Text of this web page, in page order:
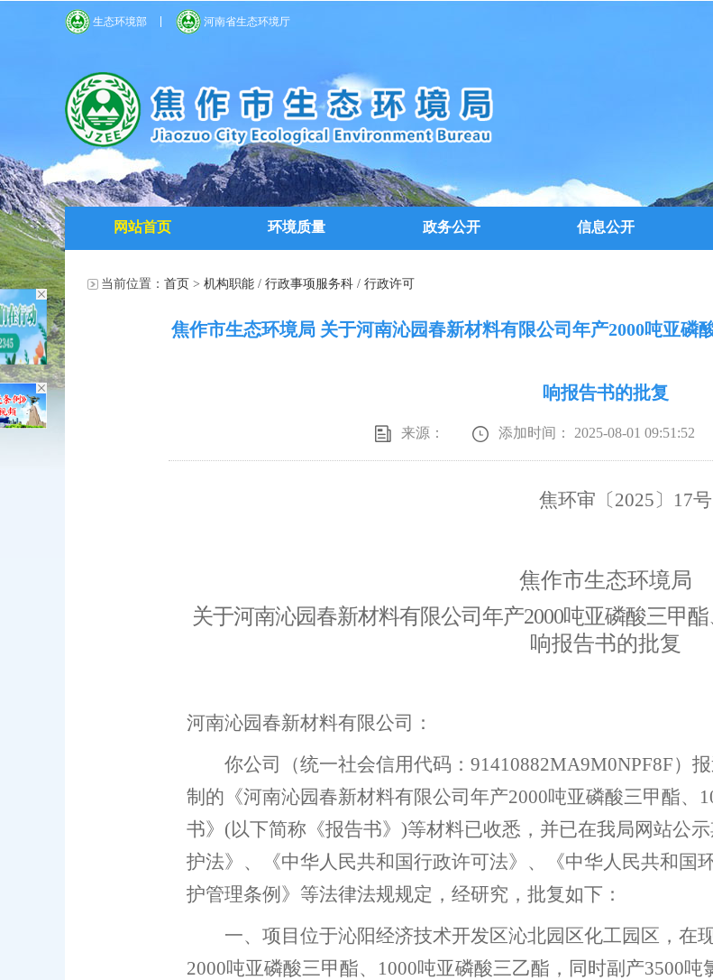
生态环境部 河南省生态环境厅
网站首页 环境质量 政务公开 信息公开
当前位置： 首页 > 机构职能 / 行政事项服务科 / 行政许可
焦作市生态环境局 关于河南沁园春新材料有限公司年产2000吨亚磷
响报告书的批复
来源： 添加时间： 2025-08-01 09:51:52
焦环审〔2025〕 17号
焦作市生态环境局
关于河南沁园春新材料有限公司年产2000吨亚磷酸三甲
响报告书的批复
河南沁园春新材料有限公司 ：
你公司
（统一社会信用代码： 91410882MA9M0NPF8F） 报
制的《河南沁园春新材料有限公司年产2000吨亚磷酸三甲酯、
书》 (以下简称《报告书》)等材料已收悉， 并已在我局网站公
护法》、《中华人民共和国行政许可法》、《中华人民共和国
护管理条例》等法律法规规定，经研究，批复如下：
一、项目位于沁阳经济技术开发区沁北园区化工园区， 在
2000吨亚磷酸三甲酯、1000吨亚磷酸三乙酯 ，同时副产3500吨